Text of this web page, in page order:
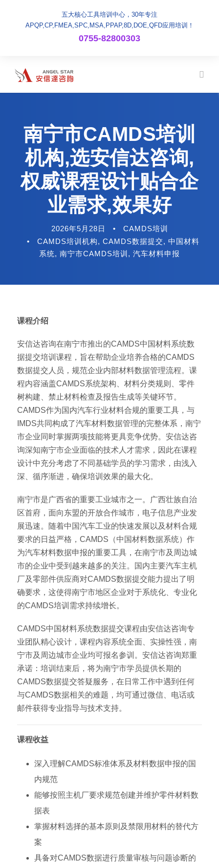
五大核心工具培训中心，30年专注
APQP,CP,FMEA,SPC,MSA,PPAP,8D,DOE,QFD应用培训！
0755-82800303
南宁市CAMDS培训
机构,选安信达咨询,
权威课程设计贴合企
业需求,效果好
2026年5月28日 •
CAMDS培训
•
CAMDS培训机构, CAMDS数据提交, 中国材料
系统, 南宁市CAMDS培训 , 汽车材料申报
课程介绍
安信达咨询在南宁市推出的CAMDS中国材料系统数
据提交培训课程，旨在帮助企业培养合格的CAMDS
数据提交人员，规范企业内部材料数据管理流程。课
程内容涵盖CAMDS系统架构、材料分类规则、零件
树构建、禁止材料检查及报告生成等关键环节。
CAMDS作为国内汽车行业材料合规的重要工具，与
IMDS共同构成了汽车材料数据管理的完整体系，南宁
市企业同时掌握两项技能将更具竞争优势。安信达咨
询深知南宁市企业面临的技术人才需求，因此在课程
设计中充分考虑了不同基础学员的学习需求，由浅入
深、循序渐进，确保培训效果的最大化。
南宁市是广西省的重要工业城市之一。广西壮族自治
区首府，面向东盟的开放合作城市，电子信息产业发
展迅速。随着中国汽车工业的快速发展以及材料合规
要求的日益严格，CAMDS（中国材料数据系统）作
为汽车材料数据申报的重要工具，在南宁市及周边城
市的企业中受到越来越多的关注。国内主要汽车主机
厂及零部件供应商对CAMDS数据提交能力提出了明
确要求，这使得南宁市地区企业对于系统化、专业化
的CAMDS培训需求持续增长。
CAMDS中国材料系统数据提交课程由安信达咨询专
业团队精心设计，课程内容系统全面、实操性强，南
宁市及周边城市企业均可报名参训。安信达咨询郑重
承诺：培训结束后，将为南宁市学员提供长期的
CAMDS数据提交答疑服务，在日常工作中遇到任何
与CAMDS数据相关的难题，均可通过微信、电话或
邮件获得专业指导与技术支持。
课程收益
深入理解CAMDS标准体系及材料数据申报的国
内规范
能够按照主机厂要求规范创建并维护零件材料数
据表
掌握材料选择的基本原则及禁限用材料的替代方
案
具备对CAMDS数据进行质量审核与问题诊断的